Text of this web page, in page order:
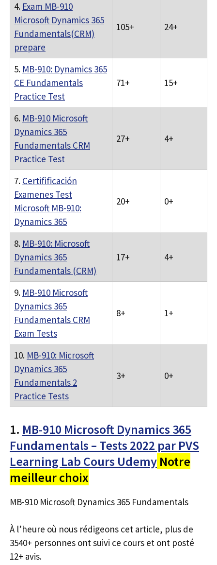
4. Exam MB-910
Microsoft Dynamics 365
Fundamentals(CRM)
prepare
105+ 24+
5. MB-910: Dynamics 365
CE Fundamentals
Practice Test
71+ 15+
6. MB-910 Microsoft
Dynamics 365
Fundamentals CRM
Practice Test
27+ 4+
7. Certifificación
Examenes Test
Microsoft MB-910:
Dynamics 365
20+ 0+
8. MB-910: Microsoft
Dynamics 365
Fundamentals (CRM)
17+ 4+
9. MB-910 Microsoft
Dynamics 365
Fundamentals CRM
Exam Tests
8+ 1+
10. MB-910: Microsoft
Dynamics 365
Fundamentals 2
Practice Tests
3+ 0+
1. MB-910 Microsoft Dynamics 365
Fundamentals – Tests 2022 par PVS
Learning Lab Cours Udemy Notre
meilleur choix
MB-910 Microsoft Dynamics 365 Fundamentals
À l’heure où nous rédigeons cet article, plus de
3540+ personnes ont suivi ce cours et ont posté
12+ avis.